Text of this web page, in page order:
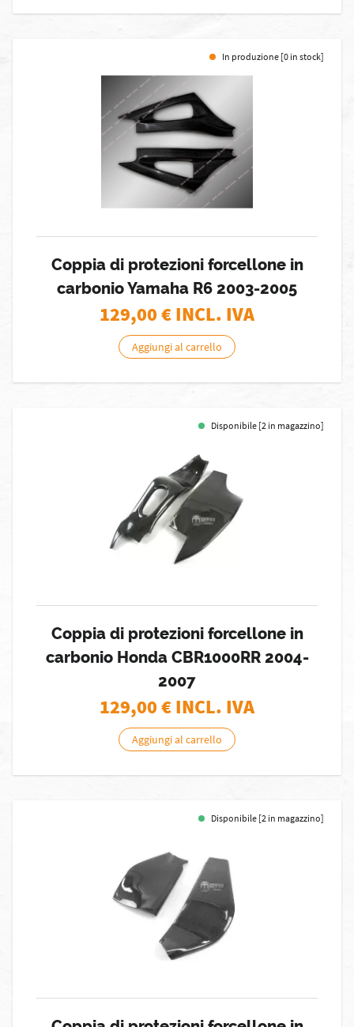
In produzione [0 in stock]
Coppia di protezioni forcellone in
carbonio Yamaha R6 2003-2005
129,00€ INCL. IVA
Aggiungi al carrello
Disponibile [2 in magazzino]
Coppia di protezioni forcellone in
carbonio Honda CBR1000RR 2004-
2007
129,00€ INCL. IVA
Aggiungi al carrello
Disponibile [2 in magazzino]